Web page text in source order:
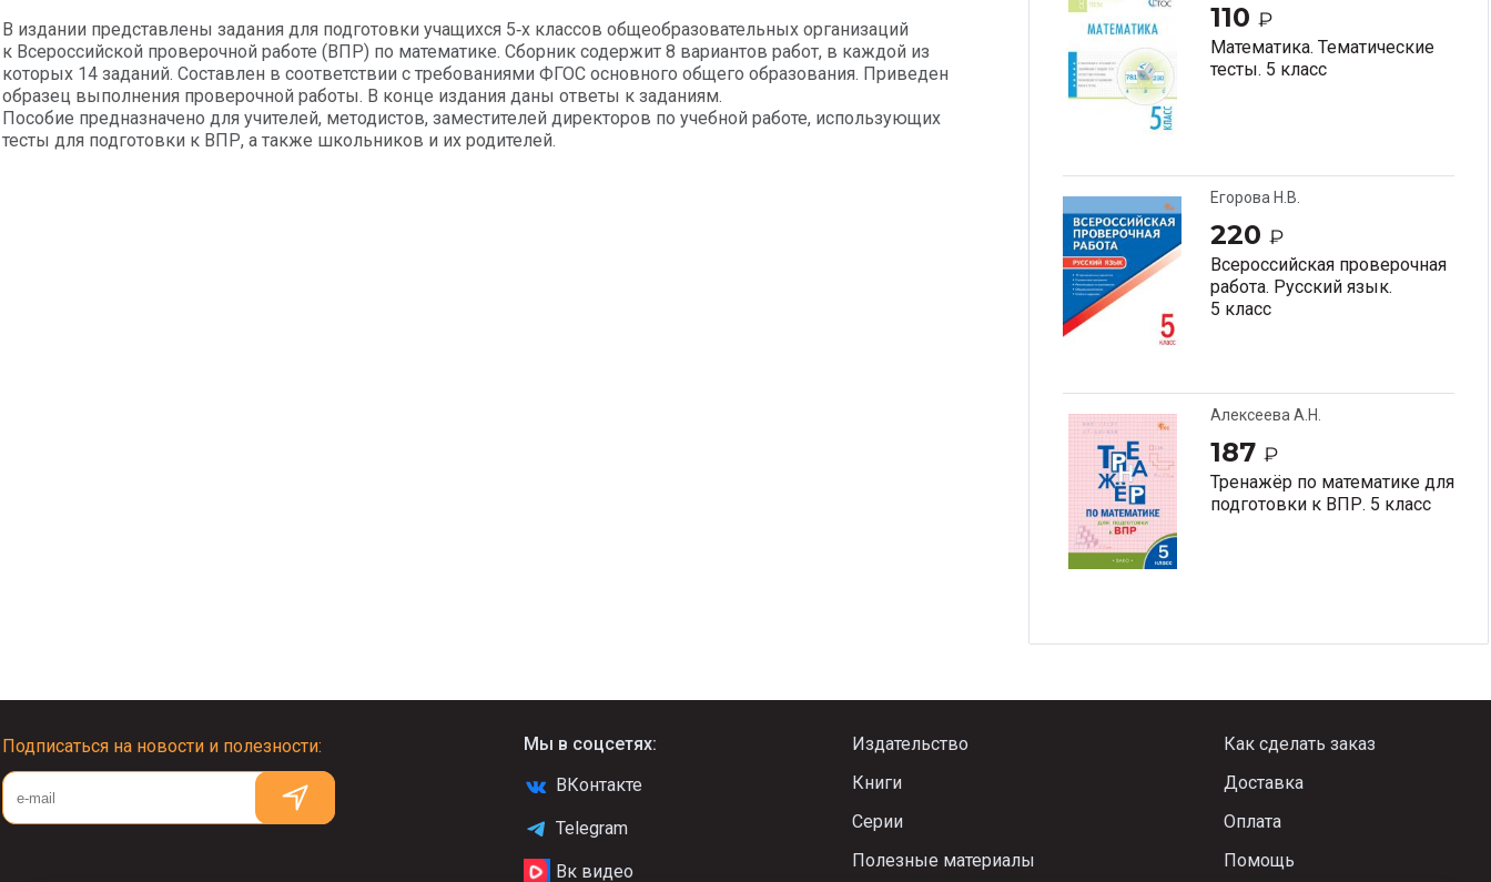
В издании представлены задания для подготовки учащихся 5‑х классов общеобразовательных организаций
к Всероссийской проверочной работе (ВПР) по математике. Сборник содержит 8 вариантов работ, в каждой из
которых 14 заданий. Составлен в соответствии с требованиями ФГОС основного общего образования. Приведен
образец выполнения проверочной работы. В конце издания даны ответы к заданиям.
Пособие предназначено для учителей, методистов, заместителей директоров по учебной работе, использующих
тесты для подготовки к ВПР, а также школьников и их родителей.
110 ₽
Математика. Тематические
тесты. 5 класс
Егорова Н.В.
220 ₽
Всероссийская проверочная
работа. Русский язык.
5 класс
Алексеева А.Н.
187 ₽
Тренажёр по математике для
подготовки к ВПР. 5 класс
Подписаться на новости и полезности:
Мы в соцсетях:
ВКонтакте
Telegram
Вк видео
Издательство
Книги
Серии
Полезные материалы
Как сделать заказ
Доставка
Оплата
Помощь